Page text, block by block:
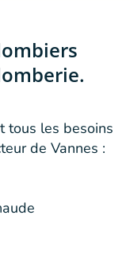
tous les besoins
de Vannes :